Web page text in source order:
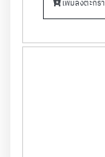
เพิ่มลงตะกร้า